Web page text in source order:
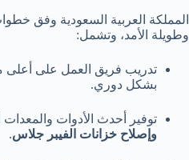
المملكة العربية السعودية وفق
وطويلة الأمد، وتشمل:
تدريب فريق العمل على أعلى
بشكل دوري.
توفير أحدث الأدوات
وإصلاح خزانات الفيبر جلاس.